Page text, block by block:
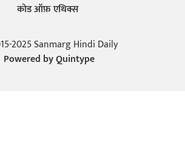
कोड ऑफ़ एथिक्स
2025 Sanmarg Hindi Daily
Powered byQuintype